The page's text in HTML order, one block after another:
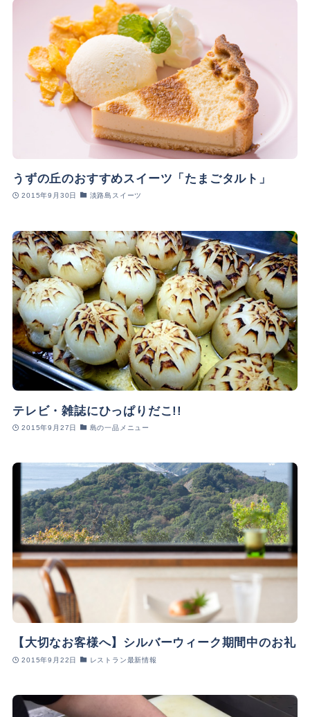
うずの丘のおすすめスイーツ「たまごタルト」
2015年9月30日 淡路島スイーツ
テレビ・雑誌にひっぱりだこ!!
2015年9月27日 島の一品メニュー
【大切なお客様へ】シルバーウィーク期間中のお礼
2015年9月22日 レストラン最新情報